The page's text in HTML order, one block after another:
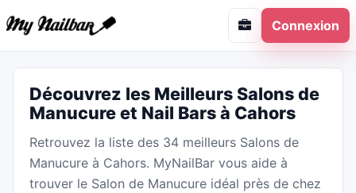
Connexion
Découvrez les Meilleurs Salons de
Manucure et Nail Bars à Cahors
Retrouvez la liste des 34 meilleurs Salons de
Manucure à Cahors. MyNailBar vous aide à
trouver le Salon de Manucure idéal près de chez